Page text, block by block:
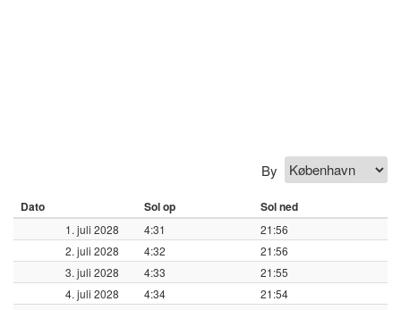
By
Dato Sol op Sol ned
1. juli 2028 4:31
21:56
2. juli 2028
4:32
21:56
3. juli 2028
4:33
21:55
4. juli 2028
4:34
21:54